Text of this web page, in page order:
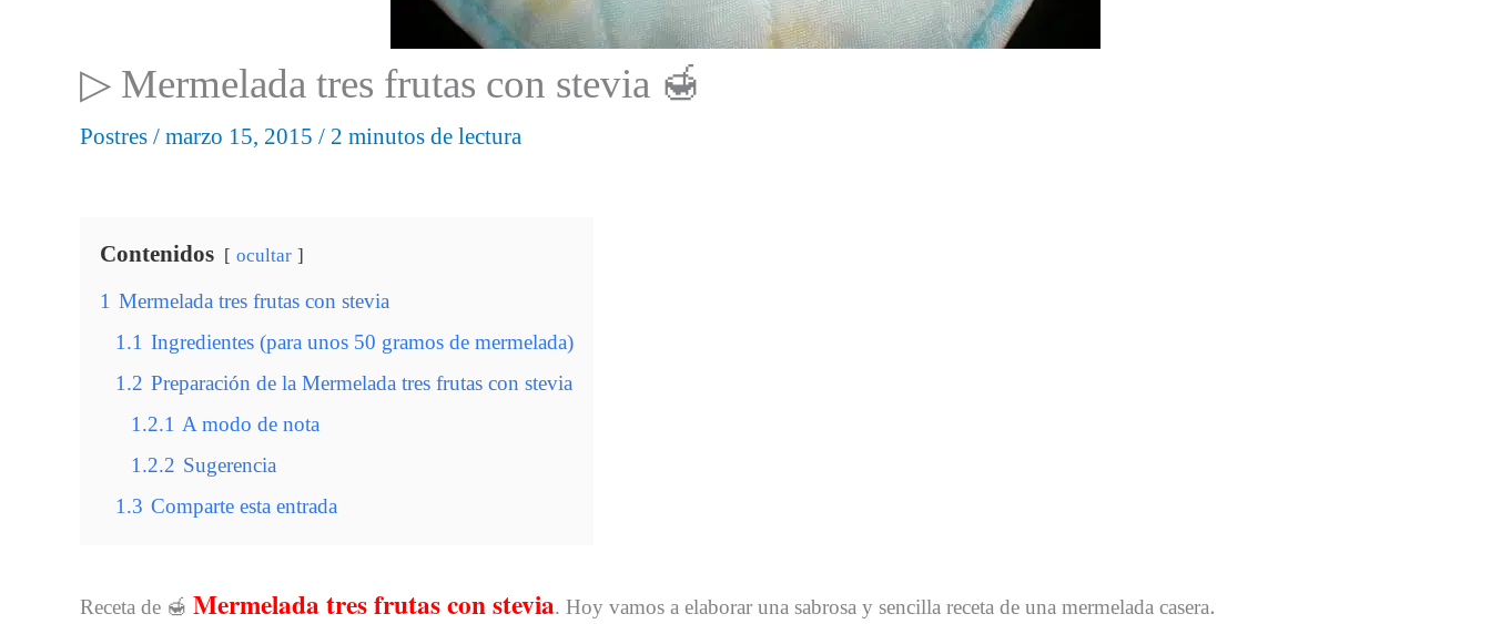
▷ Mermelada tres frutas con stevia 🍯
Postres / marzo 15, 2015 / 2 minutos de lectura
Contenidos ocultar
1 Mermelada tres frutas con stevia
1.1 Ingredientes (para unos 50 gramos de mermelada)
1.2 Preparación de la Mermelada tres frutas con stevia
1.2.1 A modo de nota
1.2.2 Sugerencia
1.3 Comparte esta entrada
Receta de 🍯 Mermelada tres frutas con stevia. Hoy vamos a elaborar una sabrosa y sencilla receta de una mermelada casera.